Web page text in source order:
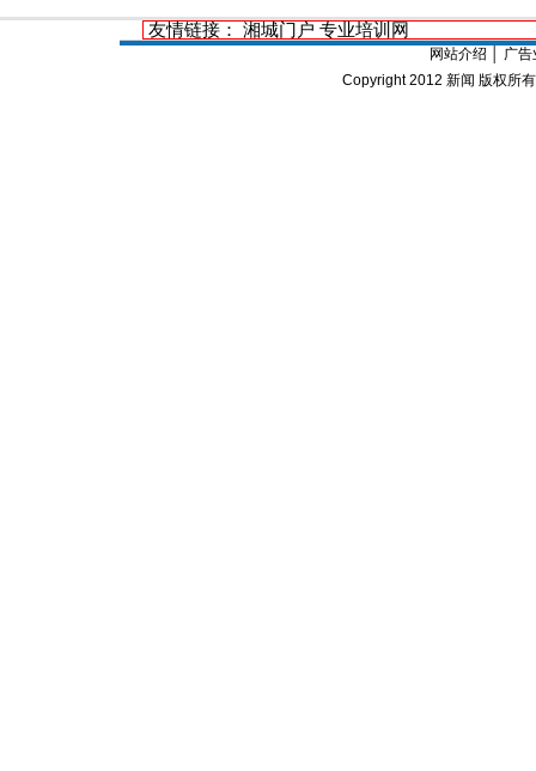
友情链接： 湘城门户 专业培训网
网站介绍
广告
Copyright 2012 新闻 版权所